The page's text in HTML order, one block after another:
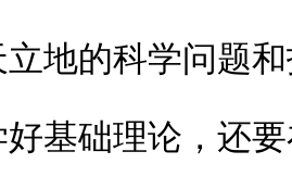
立地的科学问题
好基础理论，还